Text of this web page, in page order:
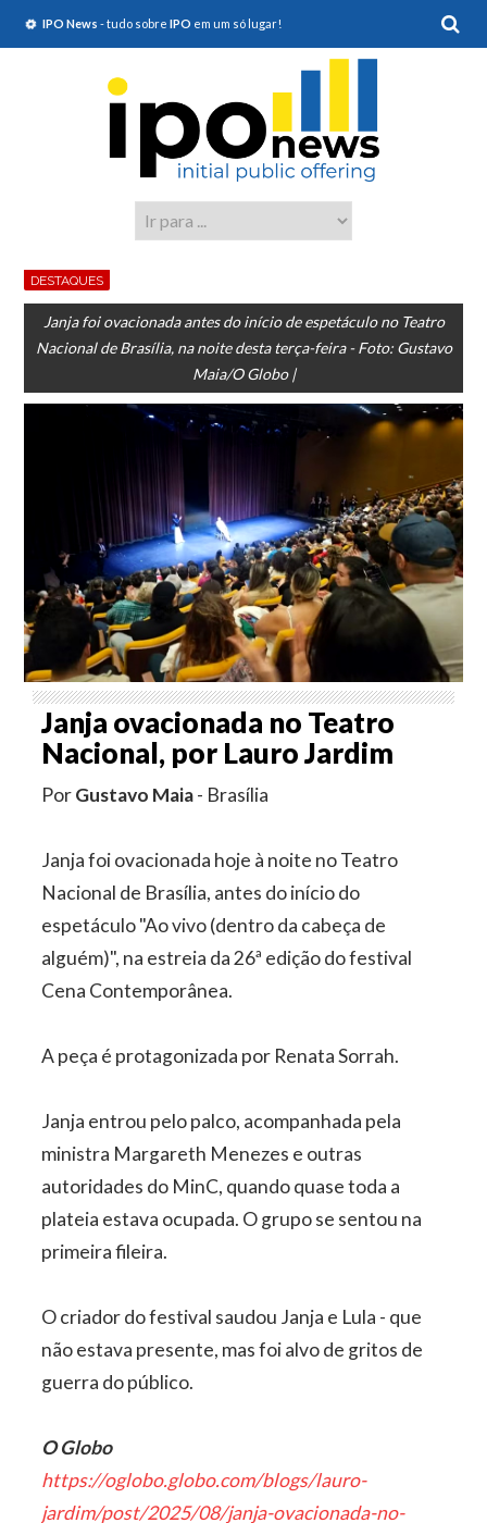
IPO News - tudo sobre IPO em um só lugar!
DESTAQUES
Janja foi ovacionada antes do início de espetáculo no Teatro
Nacional de Brasília, na noite desta terça-feira - Foto: Gustavo
Maia/O Globo |
Janja ovacionada no Teatro
Nacional, por Lauro Jardim
PorGustavo Maia- Brasília
Janja foi ovacionada hoje à noite no Teatro
Nacional de Brasília, antes do início do
espetáculo "Ao vivo (dentro da cabeça de
alguém)", na estreia da 26ª edição do festival
Cena Contemporânea.
A peça é protagonizada por Renata Sorrah.
Janja entrou pelo palco, acompanhada pela
ministra Margareth Menezes e outras
autoridades do MinC, quando quase toda a
plateia estava ocupada. O grupo se sentou na
primeira fileira.
O criador do festival saudou Janja e Lula - que
não estava presente, mas foi alvo de gritos de
guerra do público.
O Globo
https://oglobo.globo.com/blogs/lauro-
jardim/post/2025/08/janja-ovacionada-no-